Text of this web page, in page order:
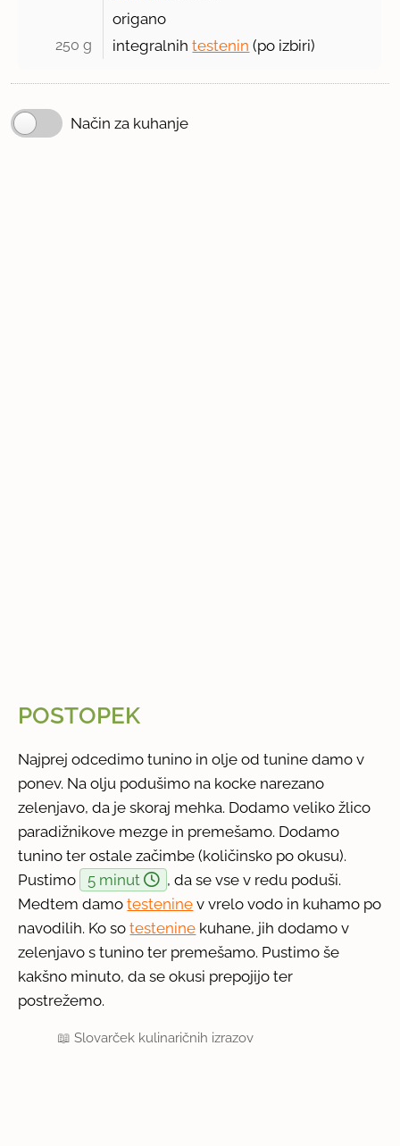
origano
250 g integralnihtestenin (po izbiri)
Način za kuhanje
POSTOPEK
Najprej odcedimo tunino in olje od tunine damo v
ponev. Na olju podušimo na kocke narezano
zelenjavo, da je skoraj mehka. Dodamo veliko žlico
paradižnikove mezge in premešamo. Dodamo
tunino ter ostale začimbe (količinsko po okusu).
Pustimo
5 minut
, da se vse v redu poduši.
Medtem damotestenine v vrelo vodo in kuhamo po
navodilih. Ko sotestenine kuhane, jih dodamo v
zelenjavo s tunino ter premešamo. Pustimo še
kakšno minuto, da se okusi prepojijo ter
postrežemo.
📖Slovarček kulinaričnih izrazov